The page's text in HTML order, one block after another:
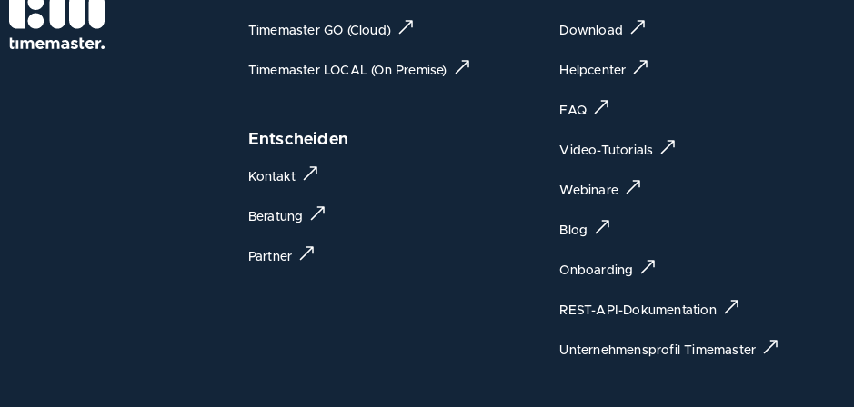
Timemaster GO (Cloud)
Timemaster LOCAL (On Premise)
Entscheiden
Kontakt
Beratung
Partner
Download
Helpcenter
FAQ
Video-Tutorials
Webinare
Blog
Onboarding
REST-API-Dokumentation
Unternehmensprofil Timemaster